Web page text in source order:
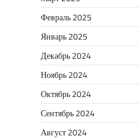
Февраль 2025
Январь 2025
Декабрь 2024
Ноябрь 2024
Октябрь 2024
Сентябрь 2024
Август 2024